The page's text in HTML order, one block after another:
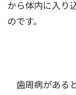
から体内に入り
のです。
歯周病がある